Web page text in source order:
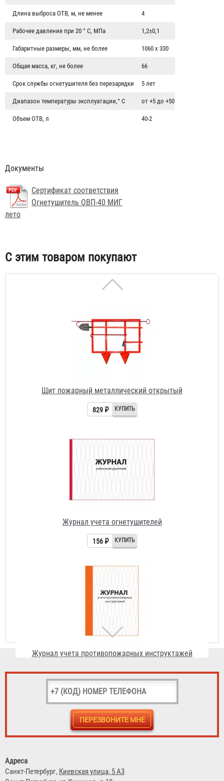
Длина выброса ОТВ, м, не менее 4
Рабочее давление при 20 ° С, МПа 1,2±0,1
Габаритные размеры, мм, не более 1060 х 330
Общая масса, кг, не более 66
Срок службы огнетушителя без перезарядки 5 лет
Диапазон температуры эксплуатации,° С от +5 до +50
Объем ОТВ, л 40-2
Документы
Сертификат соответствия
Огнетушитель ОВП-40 МИГ
лето
С этим товаром покупают
Огнетушитель ОП-50 ABCE передвижной Огнеборец /
Ящик для песка металлический 0,2 м3 сварной
2 483 ₽
Щит пожарный металлический открытый
829 ₽
Журнал учета огнетушителей
156 ₽
156 ₽
Огнетушитель ОП-50 ABCE передвижной Огнеборец /
Гарвилон
Адреса
Санкт-Петербург, Киевская улица, 5 А3